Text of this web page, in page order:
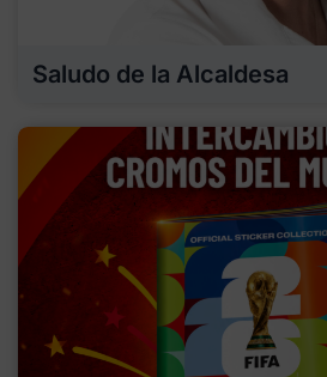
Saludo de la Alcaldesa